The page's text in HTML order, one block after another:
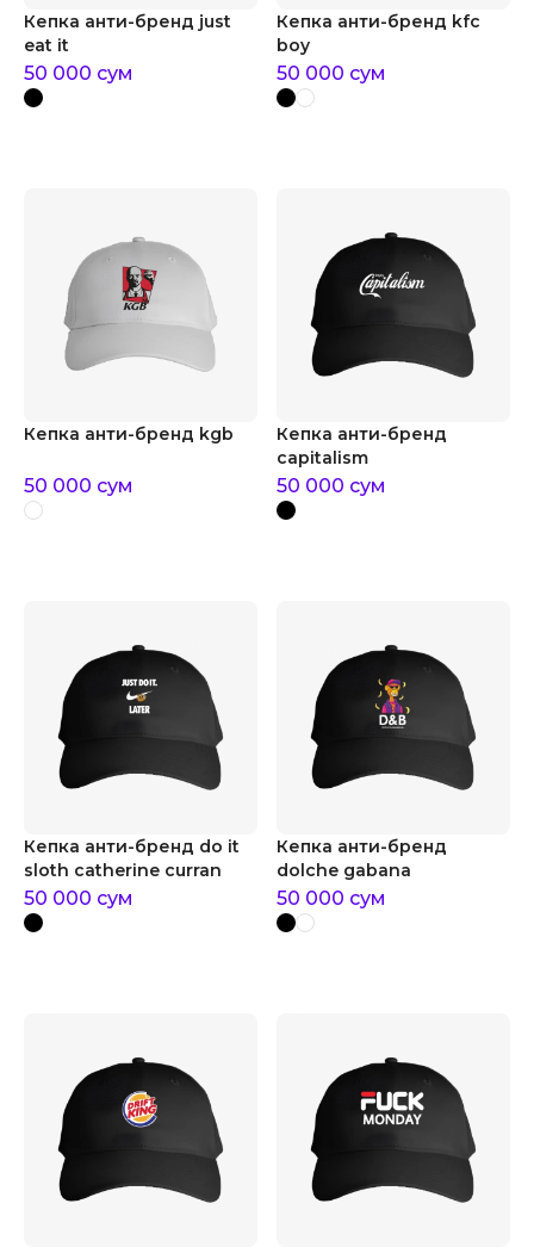
Кепка анти-бренд just
eat it
50 000 сум
Кепка анти-бренд kfc
boy
50 000 сум
Кепка анти-бренд kgb
50 000 сум
Кепка анти-бренд
capitalism
50 000 сум
Кепка анти-бренд do it
sloth catherine curran
50 000 сум
Кепка анти-бренд
dolche gabana
50 000 сум